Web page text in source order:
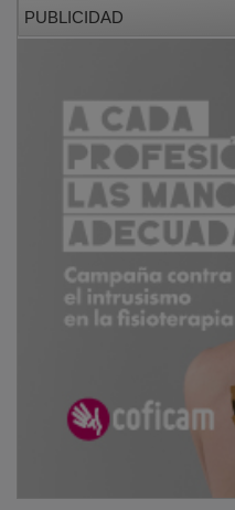
PUBLICIDAD